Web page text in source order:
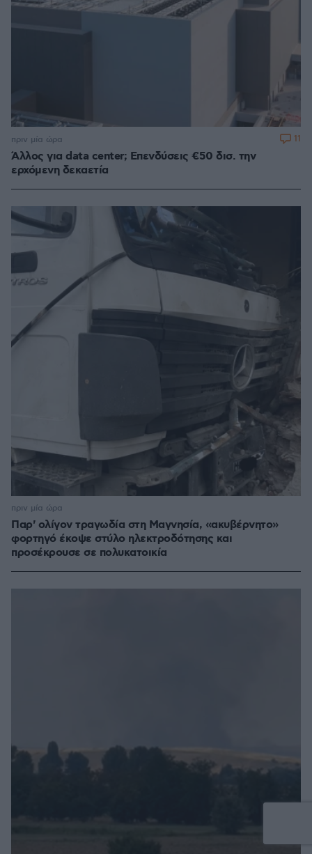
Άλλος για data center; Επενδύσεις €50 δισ. την
ερχόμενη δεκαετία
πριν μία ώρα 11
Παρ' ολίγον τραγωδία στη Μαγνησία, «ακυβέρνητο»
φορτηγό έκοψε στύλο ηλεκτροδότησης και
προσέκρουσε σε πολυκατοικία
πριν μία ώρα